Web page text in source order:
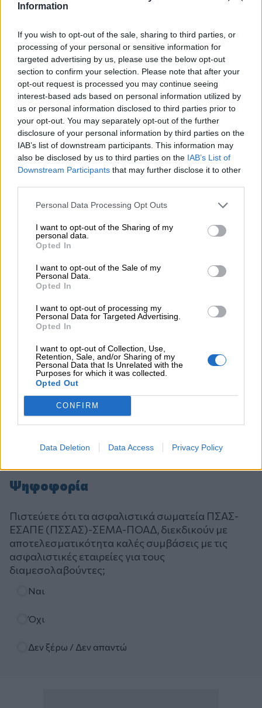
Information
If you wish to opt-out of the sale, sharing to third parties, or
processing of your personal or sensitive information for
targeted advertising by us, please use the below opt-out
section to confirm your selection. Please note that after your
opt-out request is processed you may continue seeing
interest-based ads based on personal information utilized by
us or personal information disclosed to third parties prior to
your opt-out. You may separately opt-out of the further
disclosure of your personal information by third parties on the
IAB’s list of downstream participants. This information may
also be disclosed by us to third parties on the IAB’s List of
Downstream Participants that may further disclose it to other
Personal Data Processing Opt Outs
I want to opt-out of the Sharing of my
personal data.
Opted In
I want to opt-out of the Sale of my
Personal Data.
Opted In
I want to opt-out of processing my
Personal Data for Targeted Advertising.
Opted In
I want to opt-out of Collection, Use,
Retention, Sale, and/or Sharing of my
Personal Data that Is Unrelated with the
Purposes for which it was collected.
Opted Out
CONFIRM
Data Deletion Data Access Privacy Policy
05.08.2026 - 13:37
Randy Schekman, Νομπελίστας Ιατρικής: «Σε πέντε χρόνια
μπορεί να έχουμε θεραπεία που αναστέλλει την εξέλιξη του
Πάρκινσον»
05.08.2026 - 12:33
Ε.Ε και παράνομη μετανάστευση: προτάσεις και δράσεις με
παρονομαστή το κοινό συμφέρον
05.08.2026 - 12:11
Αντώνης Βουκλαρής - «ΕΡΡΙΚΟΣ ΝΤΥΝΑΝ»
05.08.2026 - 11:30
Η νέα εποχή στην εκπαίδευση των ασφαλιστικών
διαμεσολαβητών
Ψηφοφορία
Πιστεύετε ότι τα ασφαλιστικά σωματεία ΠΣΑΣ-
ΕΣΑΠΕ (ΠΣΣΑΣ)-ΣΕΜΑ-ΠΟΑΔ, διεκδικούν με
αποτελεσματικότητα καλές συμβάσεις με τις
ασφαλιστικές εταιρείες για τους
διαμεσολαβούντες;
Ναι
Όχι
Δεν ξέρω / Δεν απαντώ